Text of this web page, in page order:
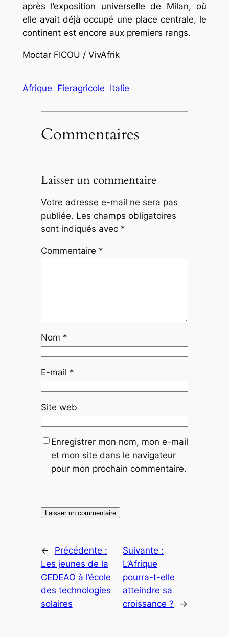
après l’exposition universelle de Milan, où
elle avait déjà occupé une place centrale, le
continent est encore aux premiers rangs.
Moctar FICOU / VivAfrik
Afrique Fieragricole Italie
Commentaires
Laisser un commentaire
Votre adresse e-mail ne sera pas
publiée. Les champs obligatoires
sont indiqués avec *
Commentaire *
Nom *
E-mail *
Site web
Enregistrer mon nom, mon e-mail
et mon site dans le navigateur
pour mon prochain commentaire.
←
Précédente :
Les jeunes de la
CEDEAO à l’école
des technologies
solaires
Suivante :
L’Afrique
pourra-t-elle
atteindre sa
croissance ?
→